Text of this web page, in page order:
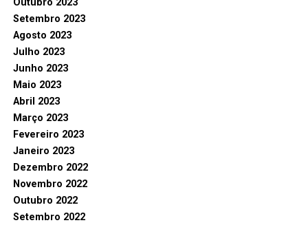
Outubro 2023
Setembro 2023
Agosto 2023
Julho 2023
Junho 2023
Maio 2023
Abril 2023
Março 2023
Fevereiro 2023
Janeiro 2023
Dezembro 2022
Novembro 2022
Outubro 2022
Setembro 2022